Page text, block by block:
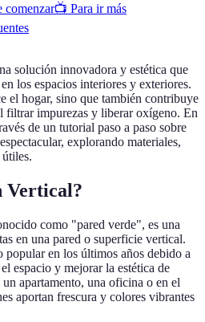
comenzar📺 Para ir más
solución innovadora y estética que
los espacios interiores y exteriores.
el hogar, sino que también contribuye
filtrar impurezas y liberar oxígeno. En
de un tutorial paso a paso sobre
explorando materiales,
Vertical?
como "pared verde", es una
en una pared o superficie vertical.
popular en los últimos años debido a
espacio y mejorar la estética de
apartamento, una oficina o en el
aportan frescura y colores vibrantes